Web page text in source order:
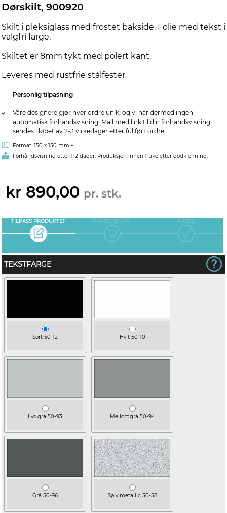
Dørskilt, 900920
Skilt i pleksiglass med frostet bakside. Folie med tekst i
valgfri farge.
Skiltet er 8mm tykt med polert kant.
Leveres med rustfrie stålfester.
Personlig tilpasning
Våre designere gjør hver ordre unik, og vi har dermed ingen
automatisk forhåndsvisning. Mail med link til din forhåndsvisning
sendes i løpet av 2-3 virkedager etter fullført ordre
Format: 150 x 150 mm -
Forhåndsvisning etter 1-2 dager. Produksjon innen 1 uke etter godkjenning.
kr 890,00 pr. stk.
TILPASS PRODUKTET HANDLEKURV KASSE
TEKSTFARGE
Sort 50-12 Hvit 50-10
Lys grå 50-93 Mellomgrå 50-94
Grå 50-96 Sølv metallic 50-58